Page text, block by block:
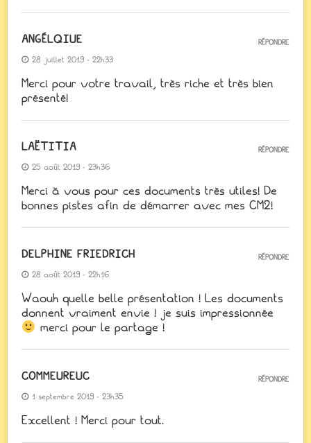
ANGÉLQIUE
28 juillet 2019 - 22h33
Merci pour votre travail, très riche et très bien
présenté!
RÉPONDRE
LAËTITIA
25 août 2019 - 23h36
Merci à vous pour ces documents très utiles! De
bonnes pistes afin de démarrer avec mes CM2!
RÉPONDRE
DELPHINE FRIEDRICH
28 août 2019 - 22h16
Waouh quelle belle présentation ! Les documents
donnent vraiment envie ! je suis impressionnée
merci pour le partage !
RÉPONDRE
COMMEUREUC
1 septembre 2019 - 23h35
Excellent ! Merci pour tout.
RÉPONDRE